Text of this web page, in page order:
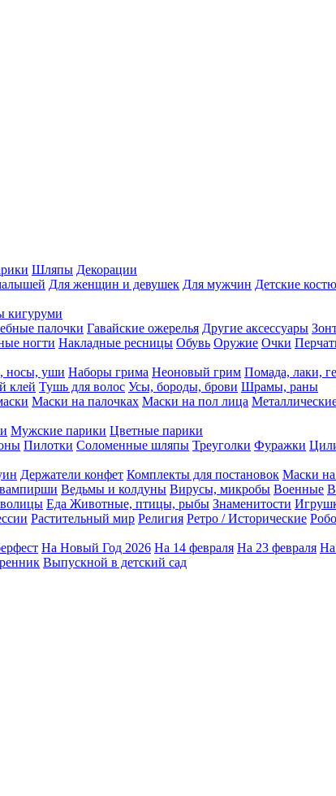
Шляпы Декорации
Для женщин и девушек Для мужчин Детские
кигуруми
палочки Гавайские ожерелья Другие аксессуары
ногти Накладные ресницы Обувь Оружие Очки
носы, уши Наборы грима Неоновый грим Помада, лаки,
клей Тушь для волос Усы, бороды, брови Шрамы, раны
Маски на палочках Маски на пол лица
Мужские парики Цветные парики
Пилотки Соломенные шляпы Треуголки Фуражки
Держатели конфет Комплекты для постановок Маски на
Ведьмы и колдуны Вирусы, микробы Военные
Еда Животные, птицы, рыбы Знаменитости
Растительный мир Религия Ретро / Исторические
На Новый Год 2026 На 14 февраля На 23 февраля На
Выпускной в детский сад